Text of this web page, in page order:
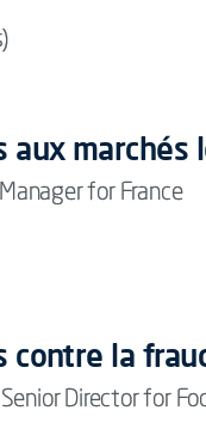
aux
for France
contre la
Director for